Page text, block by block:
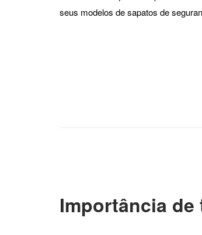
seus modelos de sapatos de
Importância